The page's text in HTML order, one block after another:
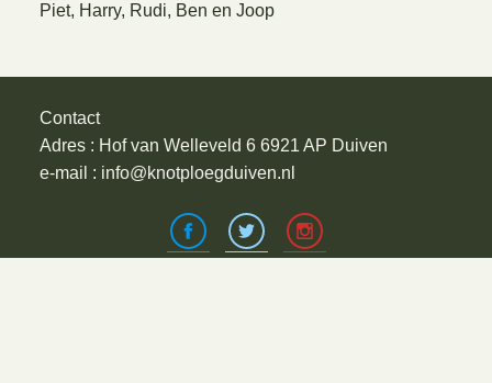
Piet, Harry, Rudi, Ben en Joop
Contact
Adres : Hof van Welleveld 6 6921 AP Duiven
e-mail : info@knotploegduiven.nl